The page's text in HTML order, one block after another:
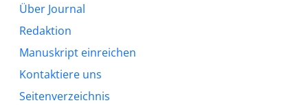
Über Journal
Redaktion
Manuskript einreichen
Kontaktiere uns
Seitenverzeichnis